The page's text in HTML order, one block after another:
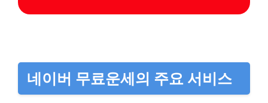
네이버 무료운세의 주요 서비스